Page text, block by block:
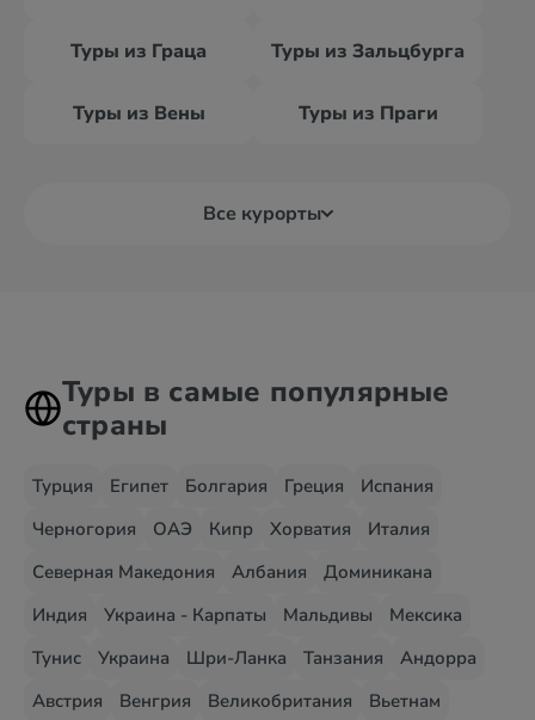
Туры из Граца Туры из Зальцбурга
Туры из Вены Туры из Праги
Все курорты
Туры в самые популярные
страны
Турция Египет Болгария Греция
Испания
Черногория
ОАЭ Кипр Хорватия
Италия
Северная Македония
Албания
Доминикана
Индия
Украина - Карпаты Мальдивы
Мексика
Тунис
Украина Шри-Ланка Танзания
Андорра
Австрия
Венгрия Великобритания Вьетнам